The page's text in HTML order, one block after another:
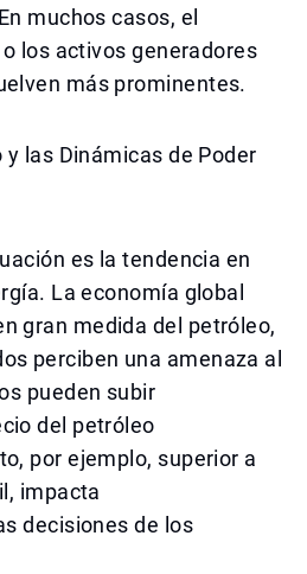
muchos casos, el
los activos generadores
más prominentes.
y las Dinámicas de Poder
es la tendencia en
La economía global
gran medida del petróleo,
perciben una amenaza al
pueden subir
del petróleo
por ejemplo, superior a
impacta
decisiones de los